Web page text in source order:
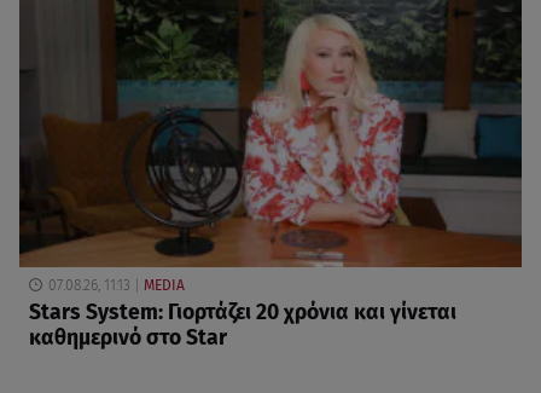
07.08.26, 11:13 MEDIA
Stars System: Γιορτάζει 20 χρόνια και γίνεται
καθημερινό στο Star